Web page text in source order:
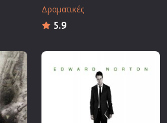
Δραματικές
5.9